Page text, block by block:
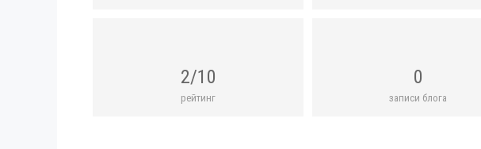
2/10
рейтинг
0
записи блога